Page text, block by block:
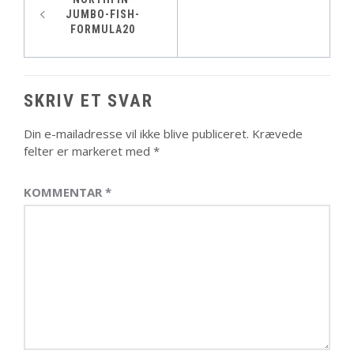
JUMBO-FISH-
FORMULA20
SKRIV ET SVAR
Din e-mailadresse vil ikke blive publiceret. Krævede
felter er markeret med *
KOMMENTAR *